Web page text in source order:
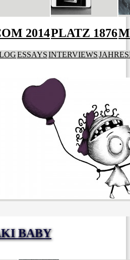
2014PLATZ 1876
ESSAYSINTERVIEWS
BABY